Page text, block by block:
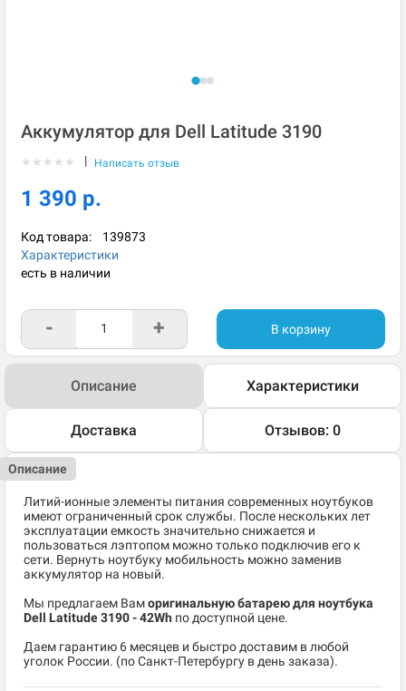
Аккумулятор для Dell Latitude 3190
★ ★ ★ ★ ★ | Написать отзыв
1 390 р.
Код товара: 139873
Характеристики
есть в наличии
- + В корзину
Описание Характеристики
Доставка Отзывов: 0
Описание
Литий-ионные элементы питания современных ноутбуков
имеют ограниченный срок службы. После нескольких лет
эксплуатации емкость значительно снижается и
пользоваться лэптопом можно только подключив его к
сети. Вернуть ноутбуку мобильность можно заменив
аккумулятор на новый.
Мы предлагаем Ваморигинальную батарею для ноутбука
Dell Latitude 3190​ - 42Wh по доступной цене.
Даем гарантию 6 месяцев и быстро доставим в любой
уголок России. (по Санкт-Петербургу в день заказа).